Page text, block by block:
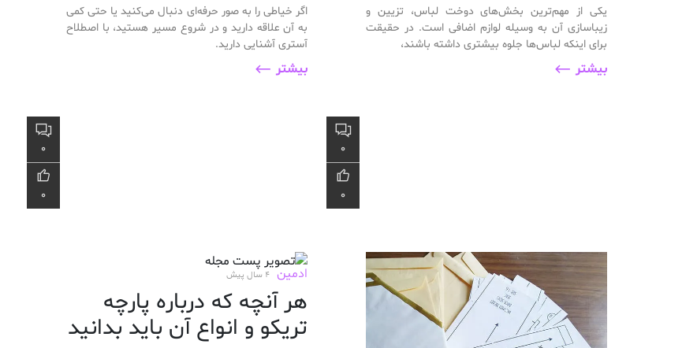
یکی از مهم‌ترین بخش‌های دوخت لباس، تزیین و
زیباسازی آن به وسیله لوازم اضافی است. در حقیقت
برای اینکه لباس‌ها جلوه بیشتری داشته باشند،
بیشتر
اگر خیاطی را به صور حرفه‌ای دنبال می‌کنید یا حتی کمی
به آن علاقه دارید و در شروع مسیر هستید، با اصطلاح
آستری آشنایی دارید.
بیشتر
ادمین
0
0
الگوی آماده چیست؟ تجربه
خیاطی در کوتاه‌ترین زمان
ادمین 4 سال پیش
0
0
هر آنچه که درباره پارچه
تریکو و انواع آن باید بدانید